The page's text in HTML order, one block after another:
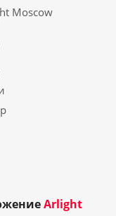
Moscow
Arlight